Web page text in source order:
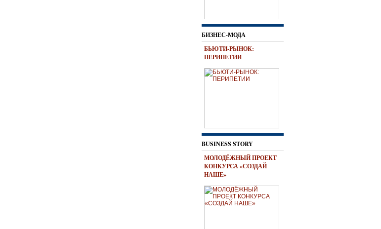
БИЗНЕС-МОДА
БЬЮТИ-РЫНОК:
ПЕРИПЕТИИ
BUSINESS STORY
МОЛОДЁЖНЫЙ ПРОЕКТ
КОНКУРСА «СОЗДАЙ
НАШЕ»